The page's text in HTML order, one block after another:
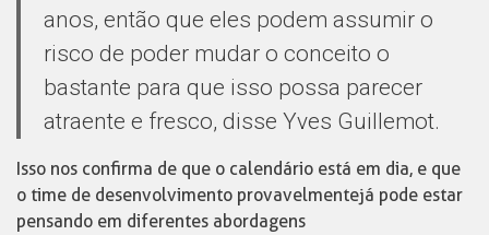
anos, então que eles podem assumir o
risco de poder mudar o conceito o
bastante para que isso possa parecer
atraente e fresco, disse Yves Guillemot.
Isso nos confirma de que o calendário está em dia, e que
o time de desenvolvimento provavelmente já pode estar
pensando em diferentes abordagens